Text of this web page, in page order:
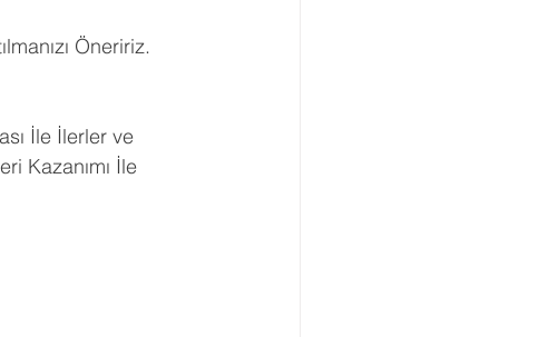
Öneririz.
İle İlerler ve
Kazanımı İle